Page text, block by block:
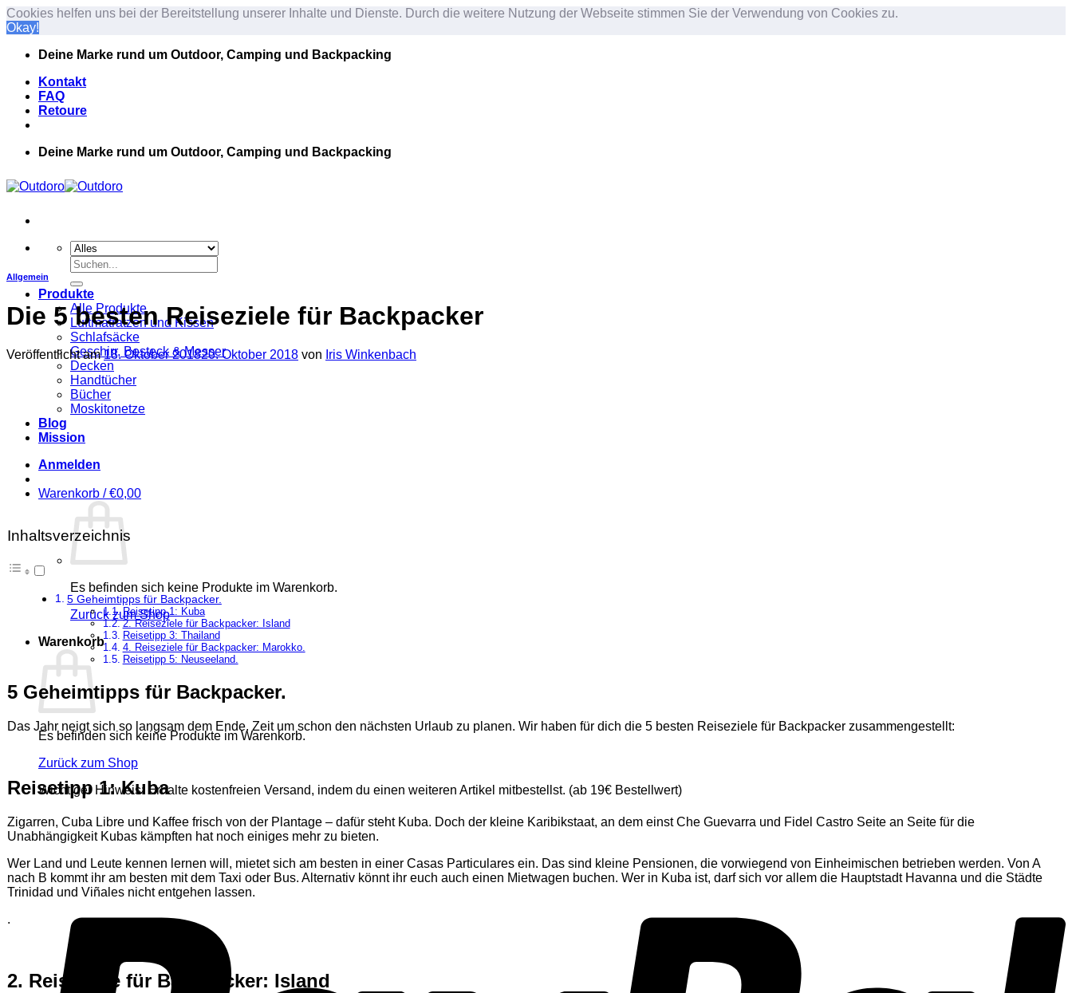
Cookies helfen uns bei der Bereitstellung unserer Inhalte und Dienste. Durch die weitere Nutzung der Webseite stimmen Sie der Verwendung von Cookies zu.
Okay!
Inhalt
Deine Marke rund um Outdoor, Camping und Backpacking
Kontakt
FAQ
Retoure
Deine Marke rund um Outdoor, Camping und Backpacking
Suche
nach:
Produkte
Alle Produkte
Luftmatratzen und Kissen
Schlafsäcke
Geschirr, Besteck & Messer
Decken
Handtücher
Bücher
Moskitonetze
Blog
Mission
Anmelden
Warenkorb /€0,00
Es befinden sich keine Produkte im Warenkorb.
Zurück zum Shop
Warenkorb
Es befinden sich keine Produkte im Warenkorb.
Zurück zum Shop
Wichtiger Hinweis: Erhalte kostenfreien Versand, indem du einen weiteren Artikel mitbestellst. (ab 19€ Bestellwert)
Allgemein
Die 5 besten Reiseziele für Backpacker
Veröffentlicht am18. Oktober 201820. Oktober 2018 von Iris Winkenbach
Inhaltsverzeichnis
5 Geheimtipps für Backpacker.
Reisetipp 1: Kuba
2. Reiseziele für Backpacker: Island
Reisetipp 3: Thailand
4. Reiseziele für Backpacker: Marokko.
Reisetipp 5: Neuseeland.
5 Geheimtipps für Backpacker.
Das Jahr neigt sich so langsam dem Ende. Zeit um schon den nächsten Urlaub zu planen. Wir haben für dich die 5 besten Reiseziele für Backpacker zusammengestellt:
Reisetipp 1: Kuba
Zigarren, Cuba Libre und Kaffee frisch von der Plantage – dafür steht Kuba. Doch der kleine Karibikstaat, an dem einst Che Guevarra und Fidel Castro Seite an Seite für die
Unabhängigkeit Kubas kämpften hat noch einiges mehr zu bieten.
Wer Land und Leute kennen lernen will, mietet sich am besten in einer Casas Particulares ein. Das sind kleine Pensionen, die vorwiegend von Einheimischen betrieben werden. Von A
nach B kommt ihr am besten mit dem Taxi oder Bus. Alternativ könnt ihr euch auch einen Mietwagen buchen. Wer in Kuba ist, darf sich vor allem die Hauptstadt Havanna und die Städte
Trinidad und Viñales nicht entgehen lassen.
.
2. Reiseziele für Backpacker: Island